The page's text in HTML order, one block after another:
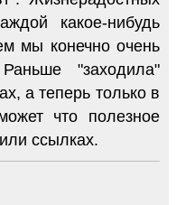
какое-нибудь
мы конечно очень
"заходила"
а теперь только в
что полезное
ссылках.